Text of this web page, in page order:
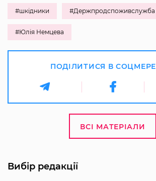
#шкідники #Держпродспоживслужба
#Юлія Немцева
ПОДІЛИТИСЯ В
ВСІ МАТЕРІАЛИ
Вибір редакції